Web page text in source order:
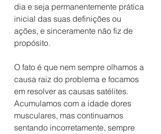
dia e seja permanentemente prática
inicial das suas definições ou
ações, e sinceramente não fiz de
propósito.
O fato é que nem sempre olhamos a
causa raiz do problema e focamos
em resolver as causas satélites.
Acumulamos com a idade dores
musculares, mas continuamos
sentando incorretamente, sempre